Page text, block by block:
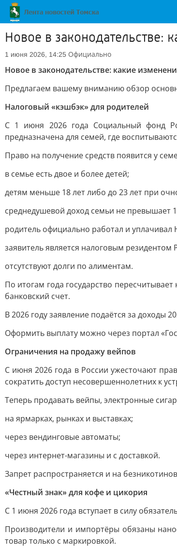
Новое в законодательстве:
1 июня 2026, 14:25 Официально
Новое в законодательстве: какие
Предлагаем вашему вниманию обзор
Налоговый «кэшбэк» для родителей
С 1 июня 2026 года Социальный фонд
предназначена для семей, где
Право на получение средств появится у
в семье есть двое и более детей;
детям меньше 18 лет либо до 23 лет при
среднедушевой доход семьи не превышает
родитель официально работал и
заявитель является налоговым резидентом
отсутствуют долги по алиментам.
По итогам года государство
банковский счет.
В 2026 году заявление подаётся за доходы
Оформить выплату можно через портал
Ограничения на продажу вейпов
С июня 2026 года в России ужесточают
сократить доступ несовершеннолетних к
Теперь продавать вейпы, электронные
на ярмарках, рынках и выставках;
через вендинговые автоматы;
через интернет-магазины и с доставкой.
Запрет распространяется и на
«Честный знак» для кофе и цикория
С 1 июня 2026 года вступает в силу
Производители и импортёры обязаны
товар только с маркировкой.